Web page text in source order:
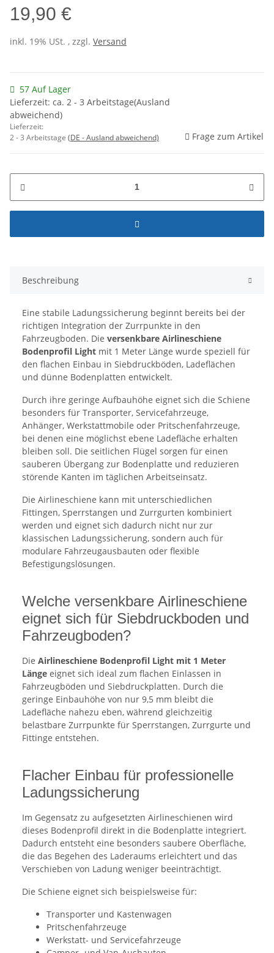
19,90 €
inkl. 19% USt. , zzgl. Versand
57 Auf Lager
Lieferzeit: ca. 2 - 3 Arbeitstage(Ausland
abweichend)
Lieferzeit:
2 - 3 Arbeitstage (DE - Ausland abweichend) Frage zum Artikel
Beschreibung
Eine stabile Ladungssicherung beginnt bereits bei der
richtigen Integration der Zurrpunkte in den
Fahrzeugboden. Die versenkbare Airlineschiene
Bodenprofil Light mit 1 Meter Länge wurde speziell für
den flachen Einbau in Siebdruckböden, Ladeflächen
und dünne Bodenplatten entwickelt.
Durch ihre geringe Aufbauhöhe eignet sich die Schiene
besonders für Transporter, Servicefahrzeuge,
Anhänger, Werkstattmobile oder Pritschenfahrzeuge,
bei denen eine möglichst ebene Ladefläche erhalten
bleiben soll. Die seitlichen Flügel sorgen für einen
sauberen Übergang zur Bodenplatte und reduzieren
störende Kanten im täglichen Arbeitseinsatz.
Die Airlineschiene kann mit unterschiedlichen
Fittingen, Sperrstangen und Zurrgurten kombiniert
werden und eignet sich dadurch nicht nur zur
klassischen Ladungssicherung, sondern auch für
modulare Fahrzeugausbauten oder flexible
Befestigungslösungen.
Welche versenkbare Airlineschiene
eignet sich für Siebdruckboden und
Fahrzeugboden?
Die Airlineschiene Bodenprofil Light mit 1 Meter
Länge eignet sich ideal zum flachen Einlassen in
Fahrzeugböden und Siebdruckplatten. Durch die
geringe Einbauhöhe von nur 9,5 mm bleibt die
Ladefläche nahezu eben, während gleichzeitig
belastbare Zurrpunkte für Sperrstangen, Zurrgurte und
Fittinge entstehen.
Flacher Einbau für professionelle
Ladungssicherung
Im Gegensatz zu aufgesetzten Airlineschienen wird
dieses Bodenprofil direkt in die Bodenplatte integriert.
Dadurch entsteht eine besonders saubere Oberfläche,
die das Begehen des Laderaums erleichtert und das
Verschieben von Ladung weniger beeinträchtigt.
Die Schiene eignet sich beispielsweise für:
Transporter und Kastenwagen
Pritschenfahrzeuge
Werkstatt- und Servicefahrzeuge